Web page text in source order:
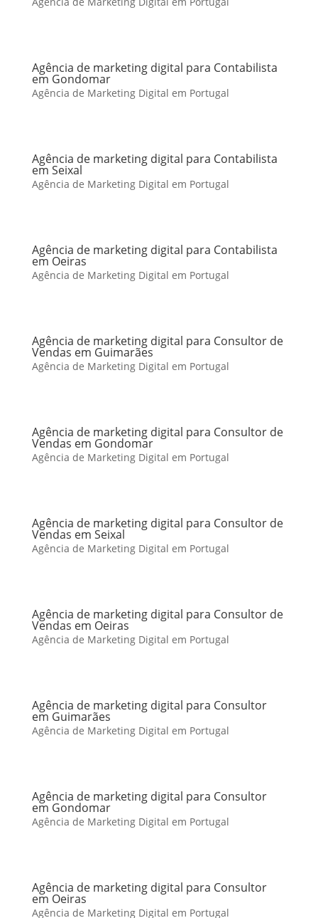
Agência de marketing digital para Contabilista
em Gondomar
Agência de Marketing Digital em Portugal
Agência de marketing digital para Contabilista
em Seixal
Agência de Marketing Digital em Portugal
Agência de marketing digital para Contabilista
em Oeiras
Agência de Marketing Digital em Portugal
Agência de marketing digital para Consultor de
Vendas em Guimarães
Agência de Marketing Digital em Portugal
Agência de marketing digital para Consultor de
Vendas em Gondomar
Agência de Marketing Digital em Portugal
Agência de marketing digital para Consultor de
Vendas em Seixal
Agência de Marketing Digital em Portugal
Agência de marketing digital para Consultor de
Vendas em Oeiras
Agência de Marketing Digital em Portugal
Agência de marketing digital para Consultor
em Guimarães
Agência de Marketing Digital em Portugal
Agência de marketing digital para Consultor
em Gondomar
Agência de Marketing Digital em Portugal
Agência de marketing digital para Consultor
em Oeiras
Agência de Marketing Digital em Portugal